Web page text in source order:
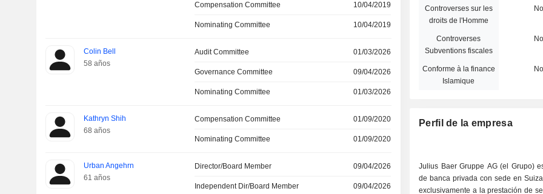
Compensation Committee 10/04/2019
Nominating Committee 10/04/2019
Colin Bell
58 años
Audit Committee 01/03/2026
Governance Committee 09/04/2026
Nominating Committee 01/03/2026
Kathryn Shih
68 años
Compensation Committee 01/09/2020
Nominating Committee 01/09/2020
Urban Angehrn
61 años
Director/Board Member 09/04/2026
Independent Dir/Board Member 09/04/2026
Controverses sur les
droits de l'Homme
No
Controverses
Subventions fiscales
No
Conforme à la finance
Islamique
No
Perfil de la empresa
Julius Baer Gruppe AG (el Grupo)
de banca privada con sede en
exclusivamente a la prestación de